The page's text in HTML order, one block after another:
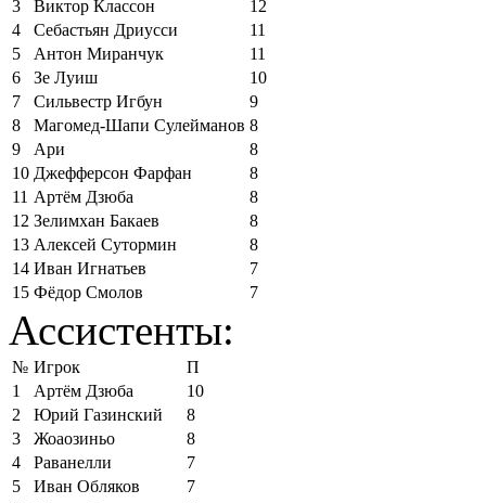
3
Виктор Классон
12
4
Себастьян Дриусси
11
5
Антон Миранчук
11
6
Зе Луиш
10
7
Сильвестр Игбун
9
8
Магомед-Шапи Сулейманов 8
9
Ари
8
10 Джефферсон Фарфан
8
11 Артём Дзюба
8
12 Зелимхан Бакаев
8
13 Алексей Сутормин
8
14 Иван Игнатьев
7
15 Фёдор Смолов 7
Ассистенты:
№ Игрок
П
1
Артём Дзюба
10
2
Юрий Газинский
8
3
Жоаозиньо
8
4
Раванелли
7
5
Иван Обляков
7